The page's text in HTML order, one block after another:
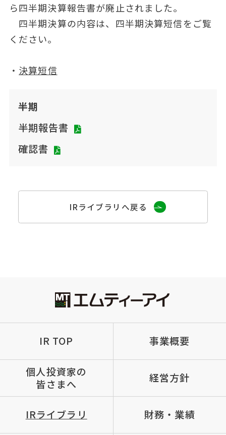
ら四半期決算報告書が廃止されました。
四半期決算の内容は、四半期決算短信をご覧
ください。
・ 決算短信
半期
半期報告書
確認書
IRライブラリへ戻る
IR TOP 事業概要
個人投資家の
皆さまへ
経営方針
IRライブラリ 財務・業績